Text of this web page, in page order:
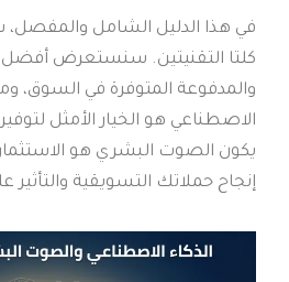
في هذا الدليل الشامل والمفصل،
كلتا التقنيتين. سنستعرض أفضل
والمدفوعة المتوفرة في السوق، ومتى
الاصطناعي هو الخيار الأمثل لتوفير
يكون الصوت البشري هو الاستثمار
إنجاح حملاتك التسويقية والتأثير على